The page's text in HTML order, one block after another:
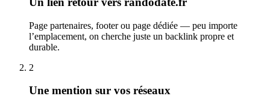
Page partenaires, footer ou page dédiée — peu importe
l’emplacement, on cherche juste un backlink propre et
durable.
2
Une mention sur vos réseaux